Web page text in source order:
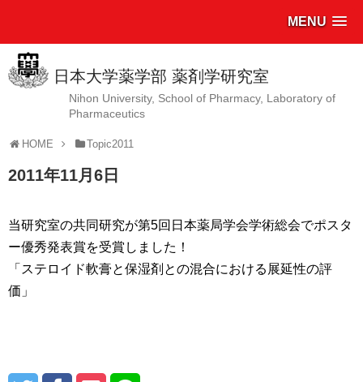
MENU
日本大学薬学部 薬剤学研究室
Nihon University, School of Pharmacy, Laboratory of
Pharmaceutics
HOME Topic2011
2011年11月6日
当研究室の共同研究が第5回日本薬局学会学術総会でポスタ
ー優秀発表賞を受賞しました！
「ステロイド軟膏と保湿剤との混合における展延性の評
価」